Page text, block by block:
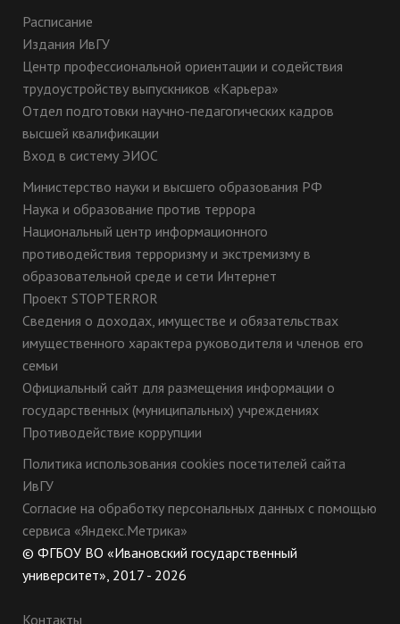
Расписание
Издания ИвГУ
Центр профессиональной ориентации и содействия
трудоустройству выпускников «Карьера»
Отдел подготовки научно-педагогических кадров
высшей квалификации
Вход в систему ЭИОС
Министерство науки и высшего образования РФ
Наука и образование против террора
Национальный центр информационного
противодействия терроризму и экстремизму в
образовательной среде и сети Интернет
Проект STOPTERROR
Сведения о доходах, имуществе и обязательствах
имущественного характера руководителя и членов его
семьи
Официальный сайт для размещения информации о
государственных (муниципальных) учреждениях
Противодействие коррупции
Политика использования cookies посетителей сайта
ИвГУ
Согласие на обработку персональных данных с помощью
сервиса «Яндекс.Метрика»
© ФГБОУ ВО «Ивановский государственный
университет», 2017 - 2026
Контакты